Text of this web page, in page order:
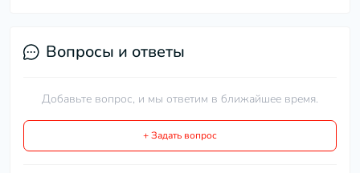
Вопросы и ответы
Добавьте вопрос, и мы ответим в ближайшее время.
+ Задать вопрос